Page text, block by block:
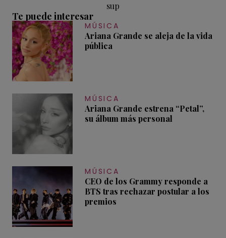
sup
Te puede interesar
MÚSICA
Ariana Grande se aleja de la vida
pública
MÚSICA
Ariana Grande estrena “Petal”,
su álbum más personal
MÚSICA
CEO de los Grammy responde a
BTS tras rechazar postular a los
premios